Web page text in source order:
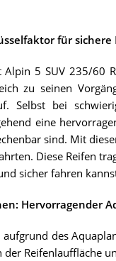
für
5 SUV 235/60
zu seinen
Selbst bei
eine
sind. Mit
Diese Reifen
sicher fahren
Hervorragender
des
der Reifenlauffläche